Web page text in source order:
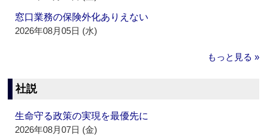
窓口業務の保険外化ありえない
2026年08月05日 (水)
もっと見る »
社説
生命守る政策の実現を最優先に
2026年08月07日 (金)